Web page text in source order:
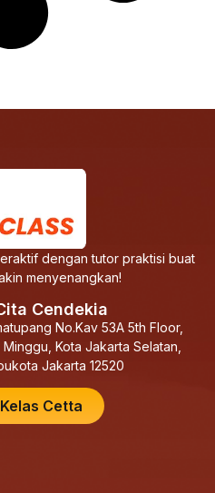
dengan tutor praktisi buat
menyenangkan!
Cendekia
No.Kav 53A 5th Floor,
Minggu, Kota Jakarta Selatan,
Jakarta 12520
Cetta